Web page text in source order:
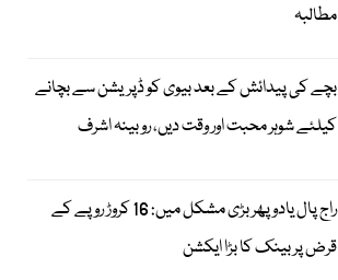
مطالبہ
بچے کی پیدائش کے بعد بیوی کو ڈپریشن سے بچانے
کیلئے شوہر محبت اور وقت دیں، روبینہ اشرف
راج پال یادو پھر بڑی مشکل میں: 16 کروڑ روپے کے
قرض پر بینک کا بڑا ایکشن